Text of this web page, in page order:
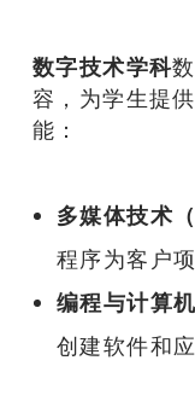
数字技术学科
容，为学生提
能：
多媒体技术
程序为客户
编程与计算
创建软件和